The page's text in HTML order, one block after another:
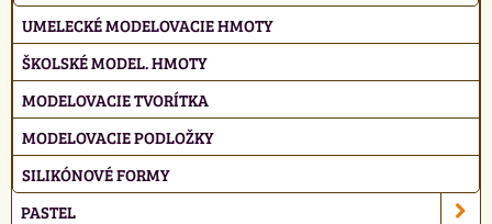
UMELECKÉ MODELOVACIE HMOTY
ŠKOLSKÉ MODEL. HMOTY
MODELOVACIE TVORÍTKA
MODELOVACIE PODLOŽKY
SILIKÓNOVÉ FORMY
PASTEL